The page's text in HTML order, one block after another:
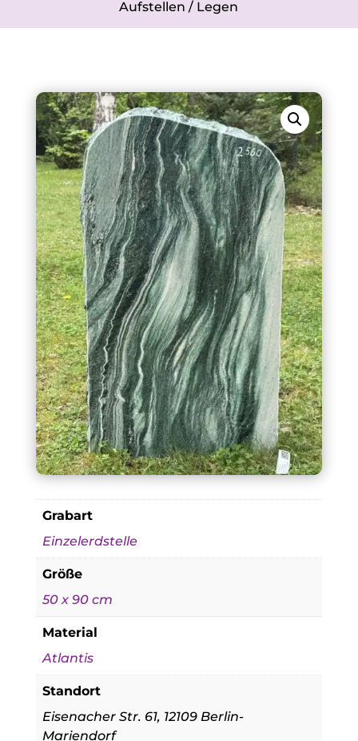
Aufstellen / Legen
Grabart
Einzelerdstelle
Größe
50 x 90 cm
Material
Atlantis
Standort
Eisenacher Str. 61, 12109 Berlin-
Mariendorf